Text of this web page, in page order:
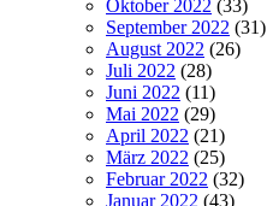
Oktober 2022 (33)
September 2022 (31)
August 2022 (26)
Juli 2022 (28)
Juni 2022 (11)
Mai 2022 (29)
April 2022 (21)
März 2022 (25)
Februar 2022 (32)
Januar 2022 (43)